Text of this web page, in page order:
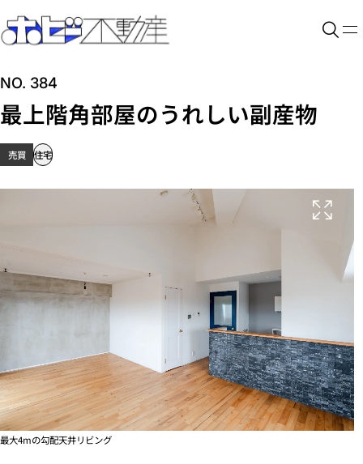
NO. 384
最上階角部屋のうれしい副産物
売買 住宅
最大4mの勾配天井リビング